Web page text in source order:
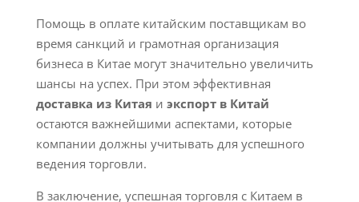
Помощь в оплате китайским поставщикам во
время санкций и грамотная организация
бизнеса в Китае могут значительно увеличить
шансы на успех. При этом эффективная
доставка из Китая и экспорт в Китай
остаются важнейшими аспектами, которые
компании должны учитывать для успешного
ведения торговли.
В заключение, успешная торговля с Китаем в